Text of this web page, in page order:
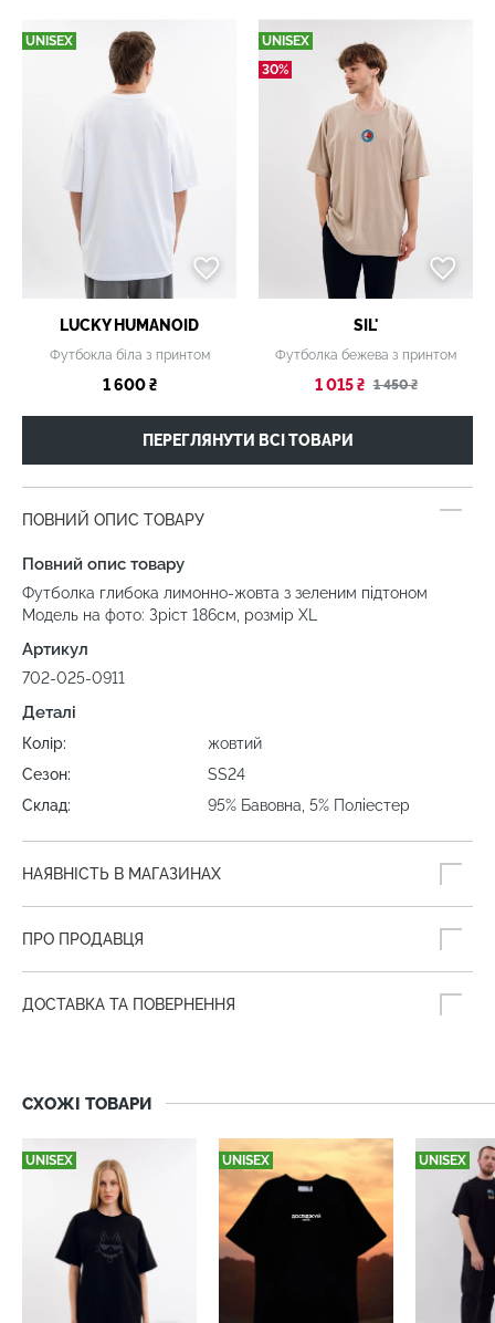
UNISEX
LUCKY НUMANOID
Футбокла біла з принтом
1 600 ₴
UNISEX
30%
SIL'
Футболка бежева з принтом
1 015 ₴ 1 450 ₴
ПЕРЕГЛЯНУТИ ВСІ ТОВАРИ
ПОВНИЙ ОПИС ТОВАРУ
Повний опис товару
Футболка глибока лимонно-жовта з зеленим підтоном
Модель на фото: Зріст 186см, розмір XL
Артикул
702-025-0911
Деталі
Колір:
жовтий
Сезон:
SS24
Склад:
95% Бавовна, 5% Поліестер
НАЯВНІСТЬ В МАГАЗИНАХ
ПРО ПРОДАВЦЯ
ДОСТАВКА ТА ПОВЕРНЕННЯ
СХОЖІ ТОВАРИ
UNISEX UNISEX UNISEX